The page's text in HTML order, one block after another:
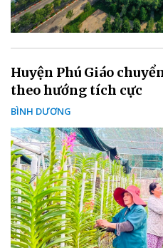
Huyện Phú Giáo
theo hướng tích cực
BÌNH DƯƠNG